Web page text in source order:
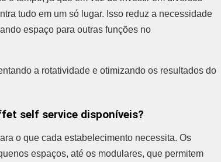
tudo em um só lugar. Isso reduz a necessidade
espaço para outras funções no
a rotatividade e otimizando os resultados do
self service disponíveis?
o que cada estabelecimento necessita. Os
espaços, até os modulares, que permitem